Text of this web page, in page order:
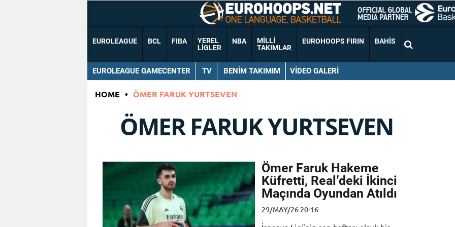
EUROLEAGUE BCL FIBA
YEREL
LIGLER
NBA
MILLI
TAKIMLAR
EUROHOOPS FIRIN BAHIS
EUROLEAGUE GAMECENTER TV BENIM TAKIMIM VIDEO GALERI
HOME • ÖMER FARUK YURTSEVEN
ÖMER FARUK YURTSEVEN
Ömer Faruk Hakeme
Küfretti, Real’deki İkinci
Maçında Oyundan Atıldı
29/MAY/26 20:16